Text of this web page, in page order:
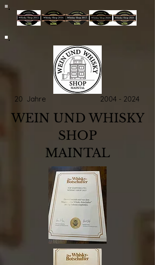
20 Jahre 2004 - 2024
WEIN UND WHISKY
SHOP
MAINTAL